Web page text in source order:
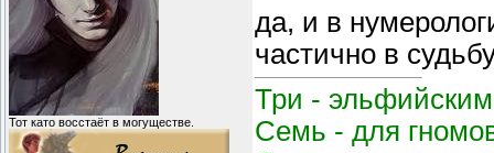
Тот като восстаёт в могуществе.
да, и в
частично в
Три -
Семь - для